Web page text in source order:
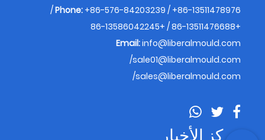
Phone:+86-576-84203239 / +86-13511478976 /
+86-13511476688 / +86-13586042245
Email:info@liberalmould.com
/sale01@liberalmould.com
/sales@liberalmould.com
مركز الأخبار